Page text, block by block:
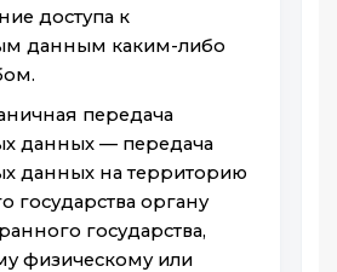
доступа к
данным каким-либо
передача
данных — передача
данных на территорию
государства органу
государства,
физическому или